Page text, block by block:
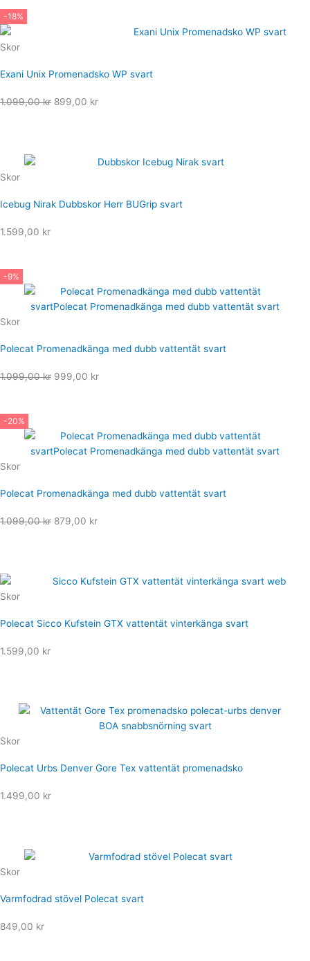
899,00 kr.
-18%
Skor
Exani Unix Promenadsko WP svart
1.099,00kr Det
1.099,00 kr.
899,00 krDet
899,00 kr.
Skor
Icebug Nirak Dubbskor Herr BUGrip svart
1.599,00 kr
-9%
Skor
Polecat Promenadkänga med dubb vattentät svart
1.099,00kr Det
1.099,00 kr.
999,00 krDet
999,00 kr.
-20%
Skor
Polecat Promenadkänga med dubb vattentät svart
1.099,00kr Det
1.099,00 kr.
879,00 krDet
879,00 kr.
Skor
Polecat Sicco Kufstein GTX vattentät vinterkänga svart
1.599,00 kr
Skor
Polecat Urbs Denver Gore Tex vattentät promenadsko
1.499,00 kr
Skor
Varmfodrad stövel Polecat svart
849,00 kr